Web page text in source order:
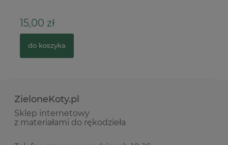
15,00 zł
do koszyka
ZieloneKoty.pl
Sklep internetowy
z materiałami do rękodzieła